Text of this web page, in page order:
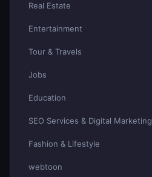
Real Estate
Entertainment
Tour & Travels
Jobs
Education
SEO Services & Digital Marketing
Fashion & Lifestyle
webtoon